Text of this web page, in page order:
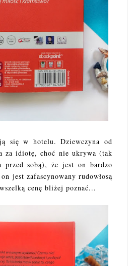
się w hotelu. Dziewczyna od
za idiotę, choć nie ukrywa (tak
przed sobą), że jest on bardzo
jest zafascynowany rudowłosą
cenę bliżej poznać...